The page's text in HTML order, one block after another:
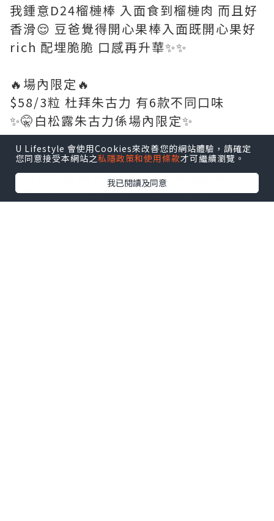
我鍾意D24榴槤棒 入面食到榴槤肉 而且好
香滑😌 豆爸覺得開心果棒入面既開心果好
rich 配埋脆脆 口感再升華✨✨
🔥場內限定🔥
$58/3粒 杜拜朱古力 有6款不同口味
✨🤫白松露朱古力係場內限定✨
🎊場內優惠🎊
🍫買任何產品 ➕💲3️⃣0️⃣換購雪糕脆棒
🍫買2排脆朱古力送1支雪糕脆棒（送完即
U Lifestyle 會使用Cookies來改善您的網站體驗，請確定
您同意接受本網站之私隱政策和使用條款才可繼續瀏覽。
我已閱讀及同意